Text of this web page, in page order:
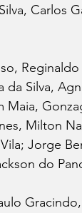
Carlos
Silva,
Maia,
Milton
Jorge
do